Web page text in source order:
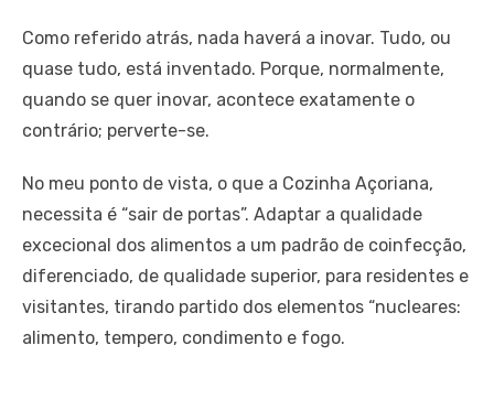
Como referido atrás, nada haverá a inovar. Tudo, ou
quase tudo, está inventado. Porque, normalmente,
quando se quer inovar, acontece exatamente o
contrário; perverte-se.
No meu ponto de vista, o que a Cozinha Açoriana,
necessita é “sair de portas”. Adaptar a qualidade
excecional dos alimentos a um padrão de coinfecção,
diferenciado, de qualidade superior, para residentes e
visitantes, tirando partido dos elementos “nucleares:
alimento, tempero, condimento e fogo.